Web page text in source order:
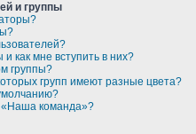
и группы
и как мне вступить в них?
группы?
групп имеют разные цвета?
«Наша команда»?